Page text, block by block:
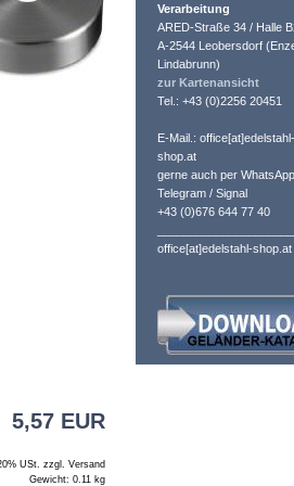
5,57 EUR
USt. zzgl. Versand
Gewicht: 0.11 kg
Verarbeitung
ARED-Straße 34 / Halle
A-2544 Leobersdorf
Lindabrunn)
zur Kartenansicht
Tel.: +43 (0)2256 20451
E-Mail.: office[at]edelstahl-
shop.at
gerne auch per
Telegram / Signal
+43 (0)676 644 77 40
office[at]edelstahl-shop.at